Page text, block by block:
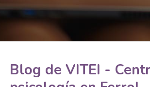
Blog de VITEI -